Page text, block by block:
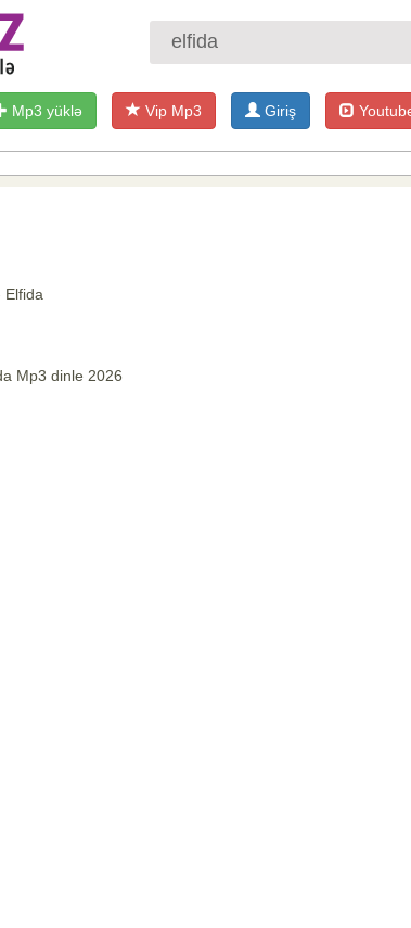
Mp3 yüklə Vip Mp3 Giriş
Elfida
Mp3 dinle 2026